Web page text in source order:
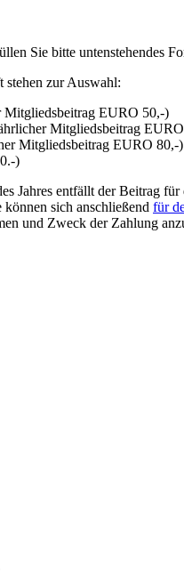
Sie bitte untenstehendes
zur Auswahl:
Mitgliedsbeitrag EURO 50,-)
Mitgliedsbeitrag
Mitgliedsbeitrag EURO 80,-)
)
Jahres entfällt der Beitrag
sich anschließend für
und Zweck der Zahlung